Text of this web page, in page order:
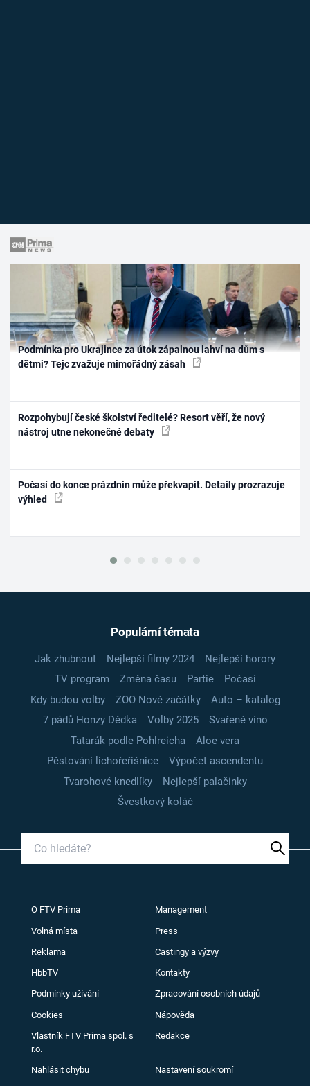
Podmínka pro Ukrajince za útok zápalnou lahví na dům s
dětmi? Tejc zvažuje mimořádný zásah
Rozpohybují české školství ředitelé? Resort věří, že nový
nástroj utne nekonečné debaty
Počasí do konce prázdnin může překvapit. Detaily prozrazuje
výhled
Populární témata
Jak zhubnout Nejlepší filmy 2024
Nejlepší horory
TV program
Změna času Partie
Počasí
Kdy budou volby
ZOO Nové začátky
Auto – katalog
7 pádů Honzy Dědka
Volby 2025
Svařené víno
Tatarák podle Pohlreicha
Aloe vera
Pěstování lichořeřišnice
Výpočet ascendentu
Tvarohové knedlíky
Nejlepší palačinky
Švestkový koláč
O FTV Prima Management
Volná místa Press
Reklama Castingy a výzvy
HbbTV Kontakty
Podmínky užívání Zpracování osobních údajů
Cookies Nápověda
Vlastník FTV Prima spol. s
r.o.
Redakce
Nahlásit chybu Nastavení soukromí